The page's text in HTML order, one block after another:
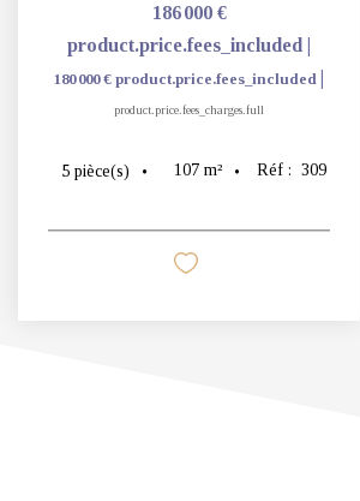
186 000 €
product.price.fees_included
180 000 € product.price.fees_included
product.price.fees_charges.full
5 pièce(s) 107 m² Réf : 309